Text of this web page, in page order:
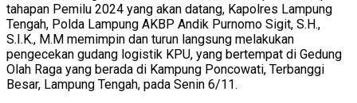
tahapan Pemilu 2024 yang akan datang, Kapolres Lampung
Tengah, Polda Lampung AKBP Andik Purnomo Sigit, S.H.,
S.I.K., M.M memimpin dan turun langsung melakukan
pengecekan gudang logistik KPU, yang bertempat di Gedung
Olah Raga yang berada di Kampung Poncowati, Terbanggi
Besar, Lampung Tengah, pada Senin 6/11.